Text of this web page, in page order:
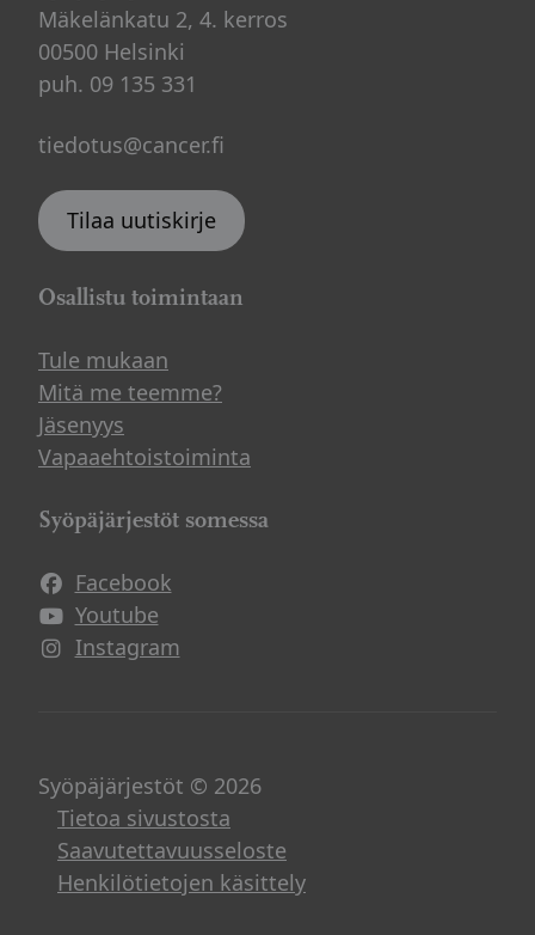
Mäkelänkatu 2, 4. kerros
00500 Helsinki
puh. 09 135 331
tiedotus@cancer.fi
Tilaa uutiskirje
Osallistu toimintaan
Tule mukaan
Mitä me teemme?
Jäsenyys
Vapaaehtoistoiminta
Syöpäjärjestöt somessa
Facebook
Avautuu uuteen ikkunaan
Youtube
Avautuu uuteen ikkunaan
Instagram
Avautuu uuteen ikkunaan
Syöpäjärjestöt © 2026
Tietoa sivustosta
Saavutettavuusseloste
Henkilötietojen käsittely